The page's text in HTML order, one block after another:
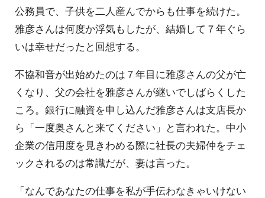
公務員で、子供を二人産んでからも仕事を続けた。
雅彦さんは何度か浮気もしたが、結婚して７年ぐら
いは幸せだったと回想する。
不協和音が出始めたのは７年目に雅彦さんの父が亡
くなり、父の会社を雅彦さんが継いでしばらくした
ころ。銀行に融資を申し込んだ雅彦さんは支店長か
ら「一度奥さんと来てください」と言われた。中小
企業の信用度を見きわめる際に社長の夫婦仲をチェ
ックされるのは常識だが、妻は言った。
「なんであなたの仕事を私が手伝わなきゃいけない